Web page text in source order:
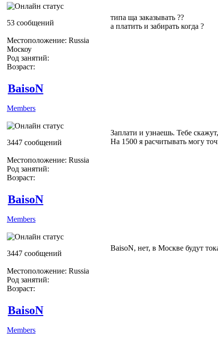
53 сообщений
Местоположение: Russia
Москоу
Род занятий:
Возраст:
типа ща заказывать ??
а платить и забирать когда ?
BaisoN
Members
3447 сообщений
Местоположение: Russia
Род занятий:
Возраст:
Заплати и узнаешь. Тебе
На 1500 я расчитывать могу
BaisoN
Members
3447 сообщений
Местоположение: Russia
Род занятий:
Возраст:
BaisoN, нет, в Москве будут
BaisoN
Members